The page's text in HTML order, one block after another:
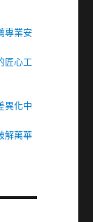
專業安
匠心工
異化中
解萬華